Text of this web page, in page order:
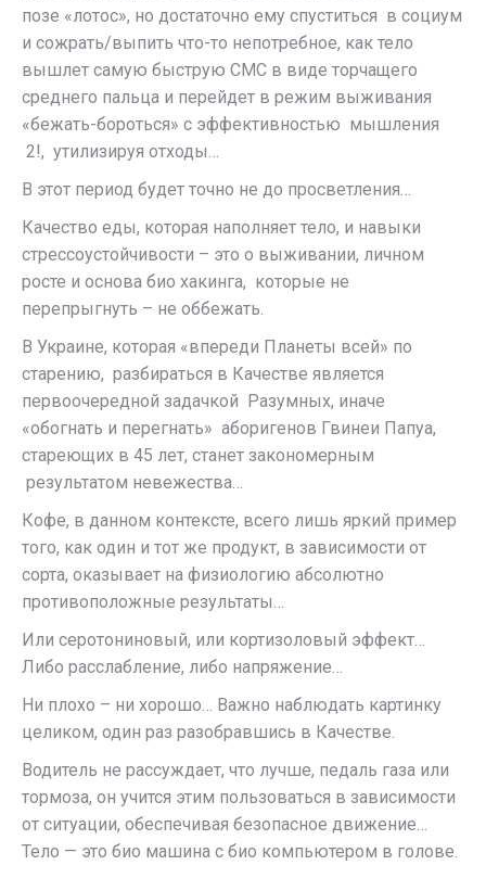
позе «лотос», но достаточно ему спуститься в социум
и сожрать/выпить что-то непотребное, как тело
вышлет самую быструю СМС в виде торчащего
среднего пальца и перейдет в режим выживания
«бежать-бороться» с эффективностью мышления
2!, утилизируя отходы…
В этот период будет точно не до просветления…
Качество еды, которая наполняет тело, и навыки
стрессоустойчивости – это о выживании, личном
росте и основа био хакинга, которые не
перепрыгнуть – не оббежать.
В Украине, которая «впереди Планеты всей» по
старению, разбираться в Качестве является
первоочередной задачкой Разумных, иначе
«обогнать и перегнать» аборигенов Гвинеи Папуа,
стареющих в 45 лет, станет закономерным
результатом невежества…
Кофе, в данном контексте, всего лишь яркий пример
того, как один и тот же продукт, в зависимости от
сорта, оказывает на физиологию абсолютно
противоположные результаты…
Или серотониновый, или кортизоловый эффект…
Либо расслабление, либо напряжение…
Ни плохо – ни хорошо… Важно наблюдать картинку
целиком, один раз разобравшись в Качестве.
Водитель не рассуждает, что лучше, педаль газа или
тормоза, он учится этим пользоваться в зависимости
от ситуации, обеспечивая безопасное движение…
Тело — это био машина с био компьютером в голове.